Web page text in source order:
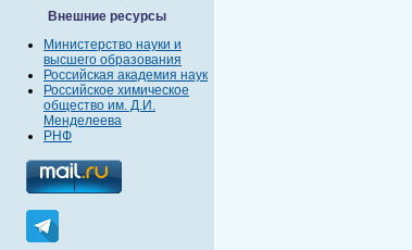
Внешние ресурсы
Министерство науки и
высшего образования
Российская академия наук
Российское химическое
общество им. Д.И.
Менделеева
РНФ